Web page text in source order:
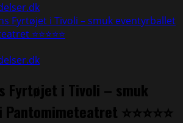
Fyrtøjet i Tivoli – smuk eventyrballet
⭐⭐⭐⭐⭐
Fyrtøjet i Tivoli – smuk
⭐⭐⭐⭐⭐